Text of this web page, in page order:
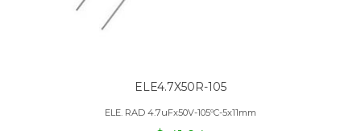
ELE4.7X50R-105
ELE. RAD 4.7uFx50V-105ºC-5x11mm